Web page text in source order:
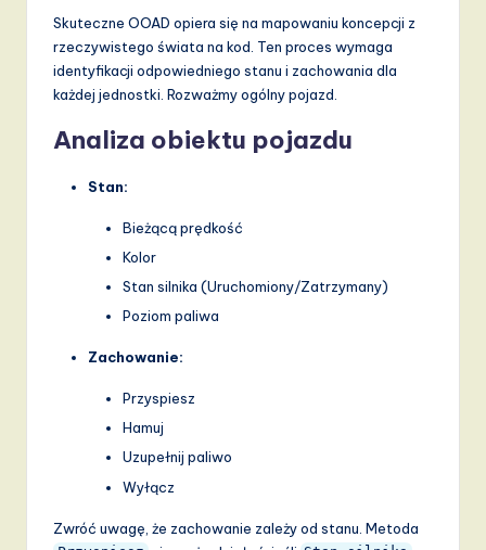
Skuteczne OOAD opiera się na mapowaniu koncepcji z
rzeczywistego świata na kod. Ten proces wymaga
identyfikacji odpowiedniego stanu i zachowania dla
każdej jednostki. Rozważmy ogólny pojazd.
Analiza obiektu pojazdu
Stan:
Bieżącą prędkość
Kolor
Stan silnika (Uruchomiony/Zatrzymany)
Poziom paliwa
Zachowanie:
Przyspiesz
Hamuj
Uzupełnij paliwo
Wyłącz
Zwróć uwagę, że zachowanie zależy od stanu. Metoda